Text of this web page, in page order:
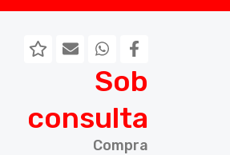
Sob
consulta
Compra